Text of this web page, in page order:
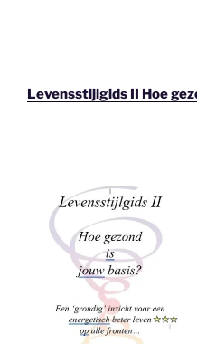
Levensstijlgids II Hoe